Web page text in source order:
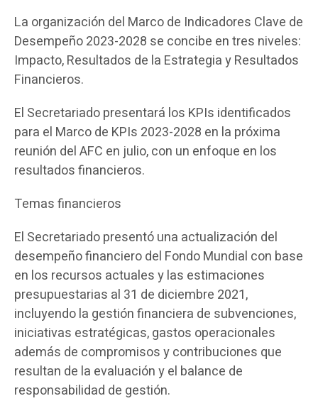
La organización del Marco de Indicadores Clave de
Desempeño 2023-2028 se concibe en tres niveles:
Impacto, Resultados de la Estrategia y Resultados
Financieros.
El Secretariado presentará los KPIs identificados
para el Marco de KPIs 2023-2028 en la próxima
reunión del AFC en julio, con un enfoque en los
resultados financieros.
Temas financieros
El Secretariado presentó una actualización del
desempeño financiero del Fondo Mundial con base
en los recursos actuales y las estimaciones
presupuestarias al 31 de diciembre 2021,
incluyendo la gestión financiera de subvenciones,
iniciativas estratégicas, gastos operacionales
además de compromisos y contribuciones que
resultan de la evaluación y el balance de
responsabilidad de gestión.